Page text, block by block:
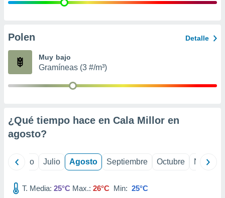
e
publicidad
Polen Detalle
Muy bajo
Gramíneas (3 #/m³)
¿Qué tiempo hace en Cala Millor en
agosto?
Junio Julio Agosto Septiembre Octubre
T. Media: 25°C Max.: 26°C Min: 25°C